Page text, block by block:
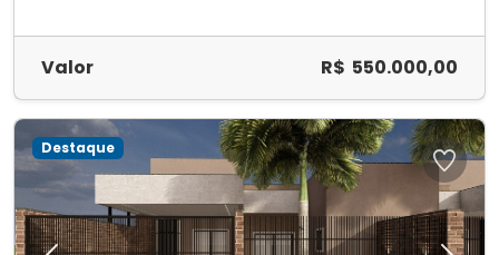
Valor R$ 550.000,00
Destaque